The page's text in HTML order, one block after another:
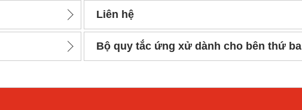
Liên hệ
Bộ quy tắc ứng xử dành cho bên thứ ba